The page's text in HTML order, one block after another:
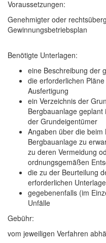
Voraussetzungen:
Genehmigter oder
Gewinnungsbetriebsplan
Benötigte Unterlagen:
eine Beschreibung der
die erforderlichen
Ausfertigung
ein Verzeichnis der
Bergbauanlage
der Grundeigentümer
Angaben über die
Bergbauanlage zu
zu deren Vermeidung
ordnungsgemäßen
die zu der Beurteilung
erforderlichen
gegebenenfalls (im
Unfälle
Gebühr:
vom jeweiligen Verfahren